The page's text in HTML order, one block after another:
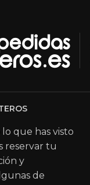
que has visto
reservar tu
y
de